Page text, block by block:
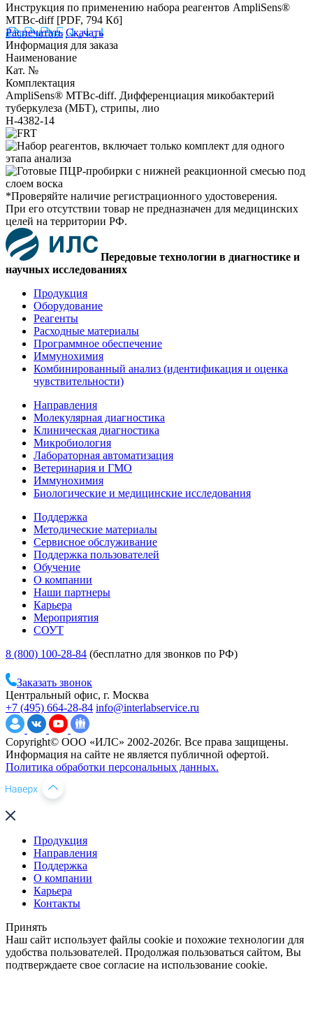
Инструкция по применению набора реагентов AmpliSens®
MTBc-diff [PDF, 794 Кб]
Распечатать Скачать
Информация для заказа
Наименование
Кат. №
Комплектация
AmpliSens® MTBc-diff. Дифференциация микобактерий
туберкулеза (МБТ), стрипы, лио
H-4382-14
*Проверяйте наличие регистрационного удостоверения.
При его отсутствии товар не предназначен для медицинских
целей на территории РФ.
Передовые технологии в диагностике и
научных исследованиях
Продукция
Оборудование
Реагенты
Расходные материалы
Программное обеспечение
Иммунохимия
Комбинированный анализ (идентификация и оценка
чувствительности)
Направления
Молекулярная диагностика
Клиническая диагностика
Микробиология
Лабораторная автоматизация
Ветеринария и ГМО
Иммунохимия
Биологические и медицинские исследования
Поддержка
Методические материалы
Сервисное обслуживание
Поддержка пользователей
Обучение
О компании
Наши партнеры
Карьера
Мероприятия
СОУТ
8 (800) 100-28-84 (бесплатно для звонков по РФ)
Заказать звонок
Центральный офис, г. Москва
+7 (495) 664-28-84 info@interlabservice.ru
Copyright© ООО «ИЛС» 2002-2026г. Все права защищены.
Информация на сайте не является публичной офертой.
Политика обработки персональных данных.
Продукция
Направления
Поддержка
О компании
Карьера
Контакты
Принять
Наш сайт использует файлы cookie и похожие технологии для
удобства пользователей. Продолжая пользоваться сайтом, Вы
подтверждаете свое согласие на использование cookie.